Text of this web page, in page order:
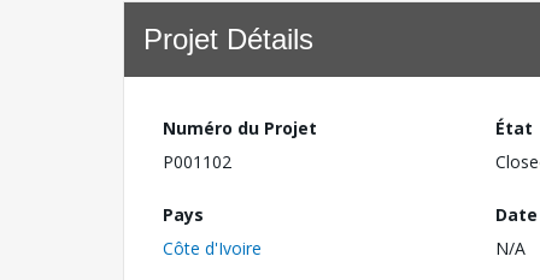
Projet Détails
Numéro du Projet
P001102
État
Pays
Côte d'Ivoire
N/A